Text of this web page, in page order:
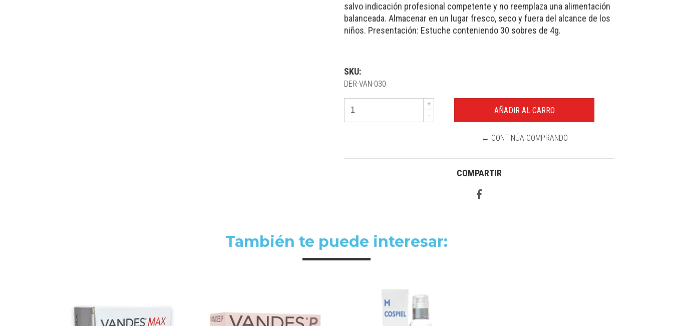
salvo indicación profesional competente y no reemplaza una alimentación
balanceada. Almacenar en un lugar fresco, seco y fuera del alcance de los
niños. Presentación: Estuche conteniendo 30 sobres de 4g.
SKU:
DER-VAN-030
+
-
← CONTINÚA COMPRANDO
COMPARTIR
También te puede interesar: